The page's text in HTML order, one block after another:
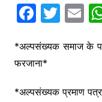
F
c
e
b
T
itt
E
ai
*अल्पसंख्यक समाज के
फरजाना*
*अल्पसंख्यक प्रमाण पत्र